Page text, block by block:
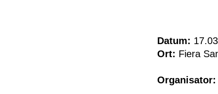
Datum:
Ort: Fiera
Organisator: